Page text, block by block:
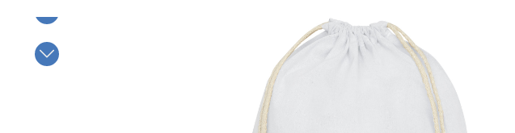
Bildergalerie überspringen